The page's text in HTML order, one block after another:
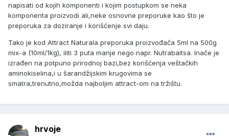
napisati od kojih komponenti i kojim postupkom se neka
komponenta proizvodi ali,neke osnovne preporuke kao što je
preporuka za doziranje i korišćenje svi daju.
Tako je kod Attract Naturala preporuka proizvođača 5ml na 500g
mix-a (10ml/1kg), iliti 3 puta manje nego napr. Nutrabaitsa. Inače je
izrađen na potpuno prirodnoj bazi,bez korišćenja veštačkih
aminokiselina,i u šarandžijskim krugovima se
smatra,trenutno,možda najboljim attract-om na tržištu.
hrvoje